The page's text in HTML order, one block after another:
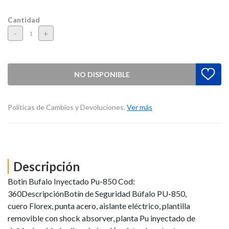
Cantidad
- +
NO DISPONIBLE
Políticas de Cambios y Devoluciones. Ver más
Descripción
Botin Bufalo Inyectado Pu-850 Cod:
360DescripciónBotín de Seguridad Búfalo PU-850,
cuero Florex, punta acero, aislante eléctrico, plantilla
removible con shock absorver, planta Pu inyectado de